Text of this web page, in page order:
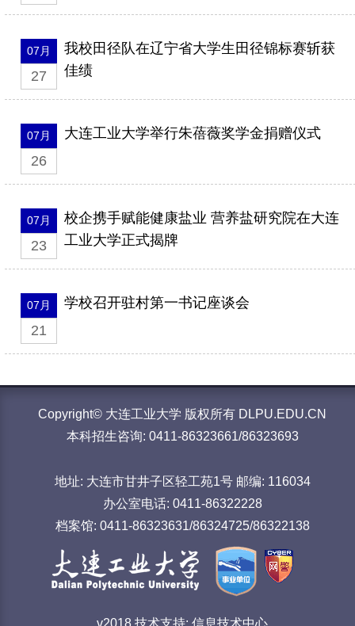
07月
27
我校田径队在辽宁省大学生田径锦标赛斩获
佳绩
07月
26
大连工业大学举行朱蓓薇奖学金捐赠仪式
07月
23
校企携手赋能健康盐业 营养盐研究院在大连
工业大学正式揭牌
07月
21
学校召开驻村第一书记座谈会
Copyright© 大连工业大学 版权所有 DLPU.EDU.CN
本科招生咨询: 0411-86323661/86323693
地址: 大连市甘井子区轻工苑1号 邮编: 116034
办公室电话: 0411-86322228
档案馆: 0411-86323631/86324725/86322138
v2018 技术支持: 信息技术中心